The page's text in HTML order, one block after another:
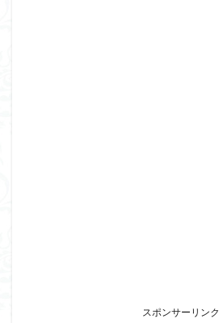
スポンサーリンク